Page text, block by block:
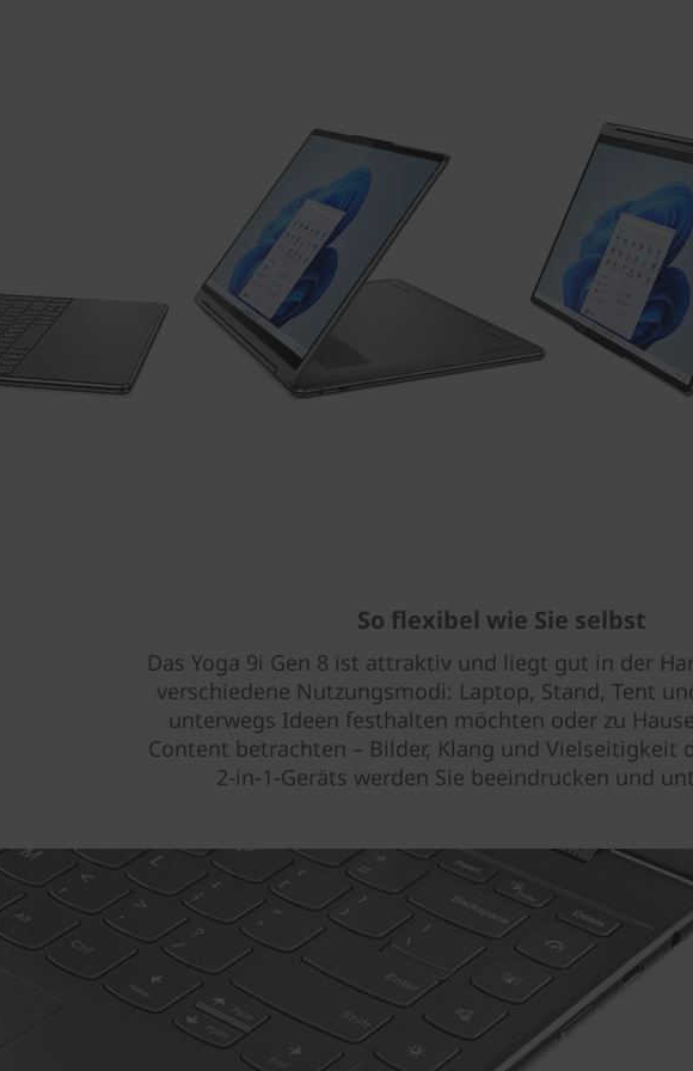
So flexibel wie Sie selbst
Das Yoga 9i Gen 8 ist attraktiv und liegt gut in der
verschiedene Nutzungsmodi: Laptop, Stand, Tent
unterwegs Ideen festhalten möchten oder zu
Content betrachten – Bilder, Klang und Vielseitigkeit
2-in-1-Geräts werden Sie beeindrucken und